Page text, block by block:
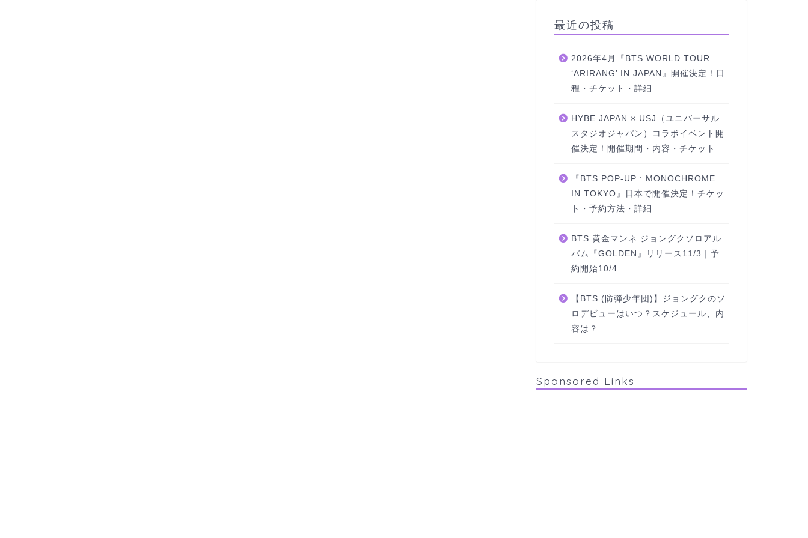
最近の投稿
2026年4月『BTS WORLD TOUR
‘ARIRANG’ IN JAPAN』開催決定！日
程・チケット・詳細
HYBE JAPAN × USJ（ユニバーサル
スタジオジャパン）コラボイベント開
催決定！開催期間・内容・チケット
『BTS POP-UP : MONOCHROME
IN TOKYO』日本で開催決定！チケッ
ト・予約方法・詳細
BTS 黄金マンネ ジョングクソロアル
バム『GOLDEN』リリース11/3｜予
約開始10/4
【BTS (防弾少年団)】ジョングクのソ
ロデビューはいつ？スケジュール、内
容は？
Sponsored Links